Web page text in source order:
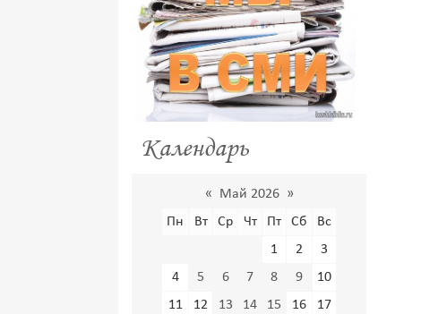
Календарь
« Май 2026 »
Пн
Вт Ср Чт Пт Сб
Вс
1
2
3
4
5 6 7 8 9
10
11
12 13 14 15 16
17